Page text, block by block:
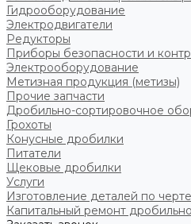
Гидрооборудование
Электродвигатели
Редукторы
Приборы безопасности и
Электрооборудование
Метизная продукция (метизы)
Прочие запчасти
Дробильно-сортировочное
Грохоты
Конусные дробилки
Питатели
Щековые дробилки
Услуги
Изготовление деталей по
Капитальный ремонт